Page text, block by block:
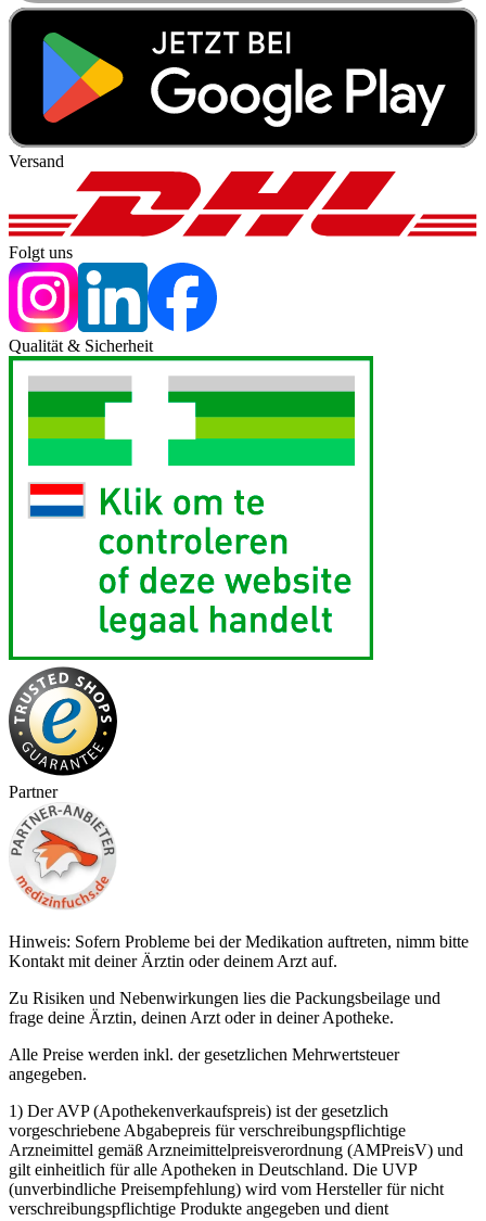
Versand
Folgt uns
Qualität & Sicherheit
Partner
Hinweis: Sofern Probleme bei der Medikation auftreten, nimm bitte
Kontakt mit deiner Ärztin oder deinem Arzt auf.
Zu Risiken und Nebenwirkungen lies die Packungsbeilage und
frage deine Ärztin, deinen Arzt oder in deiner Apotheke.
Alle Preise werden inkl. der gesetzlichen Mehrwertsteuer
angegeben.
1) Der AVP (Apothekenverkaufspreis) ist der gesetzlich
vorgeschriebene Abgabepreis für verschreibungspflichtige
Arzneimittel gemäß Arzneimittelpreisverordnung (AMPreisV) und
gilt einheitlich für alle Apotheken in Deutschland. Die UVP
(unverbindliche Preisempfehlung) wird vom Hersteller für nicht
verschreibungspflichtige Produkte angegeben und dient